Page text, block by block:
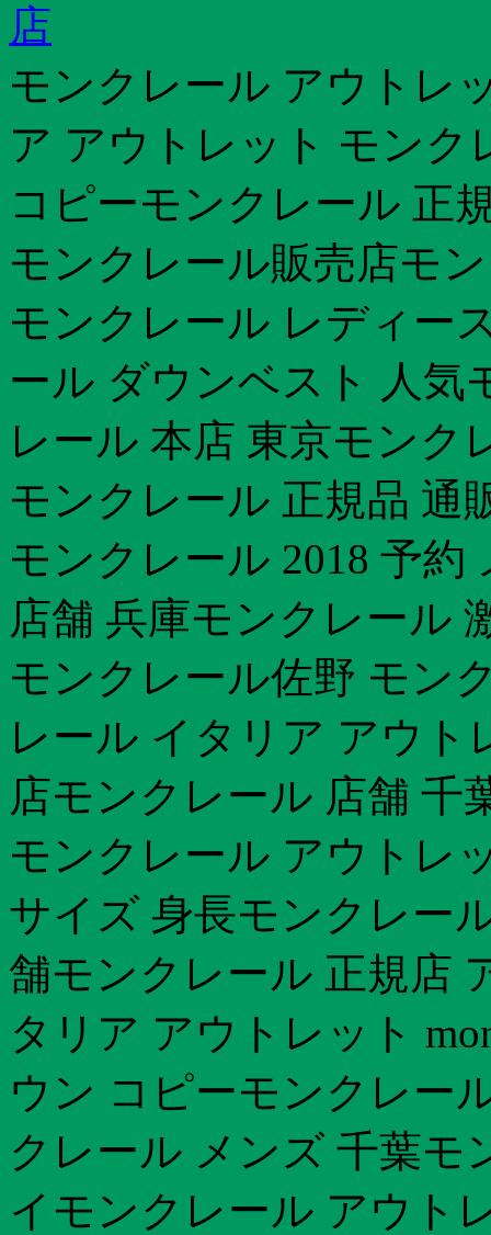
店
モンクレール アウトレ
ア アウトレット モン
コピーモンクレール 正
モンクレール販売店モ
モンクレール レディー
ール ダウンベスト 人気
レール 本店 東京モンク
モンクレール 正規品 通
モンクレール 2018 予
店舗 兵庫モンクレール
モンクレール佐野 モン
レール イタリア アウト
店モンクレール 店舗 千
モンクレール アウトレ
サイズ 身長モンクレー
舗モンクレール 正規店
タリア アウトレット
ウン コピーモンクレー
クレール メンズ 千葉モ
イモンクレール アウト